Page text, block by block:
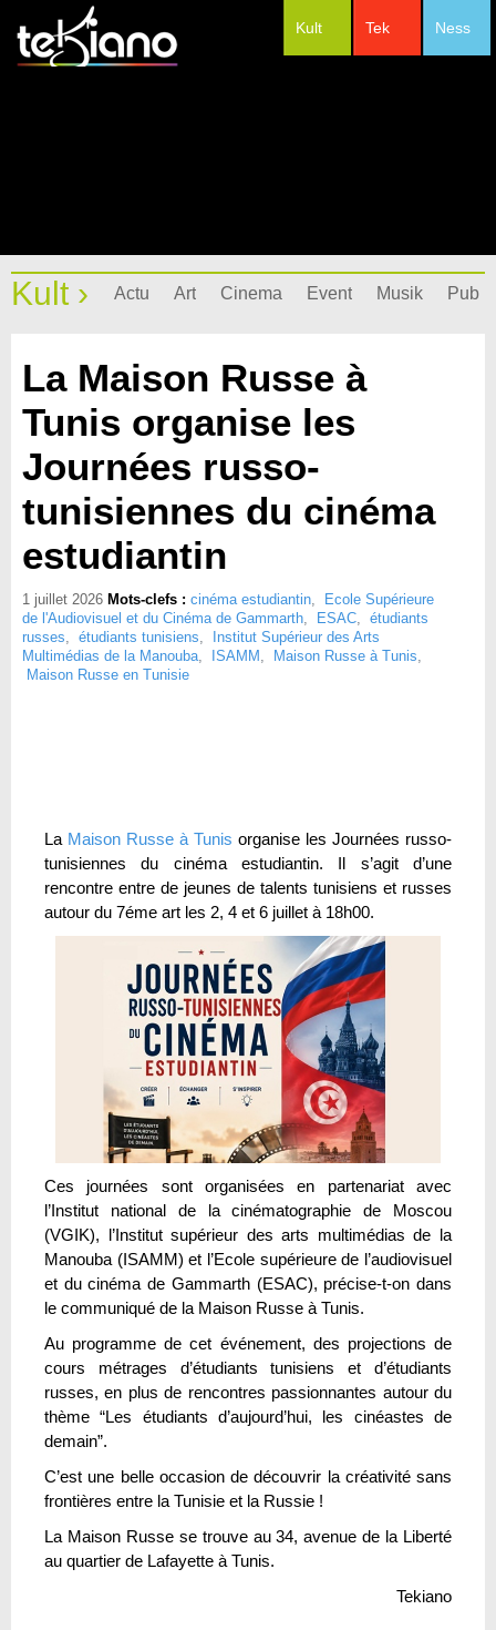
Ness
Tek
Kult
Kult › Actu Art Cinema Event Musik Pub
La Maison Russe à
Tunis organise les
Journées russo-
tunisiennes du cinéma
estudiantin
1 juillet 2026 Mots-clefs : cinéma estudiantin,
Ecole Supérieure
de l'Audiovisuel et du Cinéma de Gammarth, ESAC, étudiants
russes, étudiants tunisiens,
Institut Supérieur des Arts
Multimédias de la Manouba, ISAMM , Maison Russe à Tunis,
Maison Russe en Tunisie
La Maison Russe à Tunis organise les Journées russo-
tunisiennes du cinéma estudiantin. Il s’agit d’une
rencontre entre de jeunes de talents tunisiens et russes
autour du 7éme art les 2, 4 et 6 juillet à 18h00.
Ces journées sont organisées en partenariat avec
l’Institut national de la cinématographie de Moscou
(VGIK), l’Institut supérieur des arts multimédias de la
Manouba (ISAMM) et l’Ecole supérieure de l’audiovisuel
et du cinéma de Gammarth (ESAC), précise-t-on dans
le communiqué de la Maison Russe à Tunis.
Au programme de cet événement, des projections de
cours métrages d’étudiants tunisiens et d’étudiants
russes, en plus de rencontres passionnantes autour du
thème “Les étudiants d’aujourd’hui, les cinéastes de
demain”.
C’est une belle occasion de découvrir la créativité sans
frontières entre la Tunisie et la Russie !
La Maison Russe se trouve au 34, avenue de la Liberté
au quartier de Lafayette à Tunis.
Tekiano